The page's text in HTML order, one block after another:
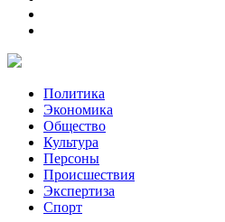
Политика
Экономика
Общество
Культура
Персоны
Происшествия
Экспертиза
Спорт